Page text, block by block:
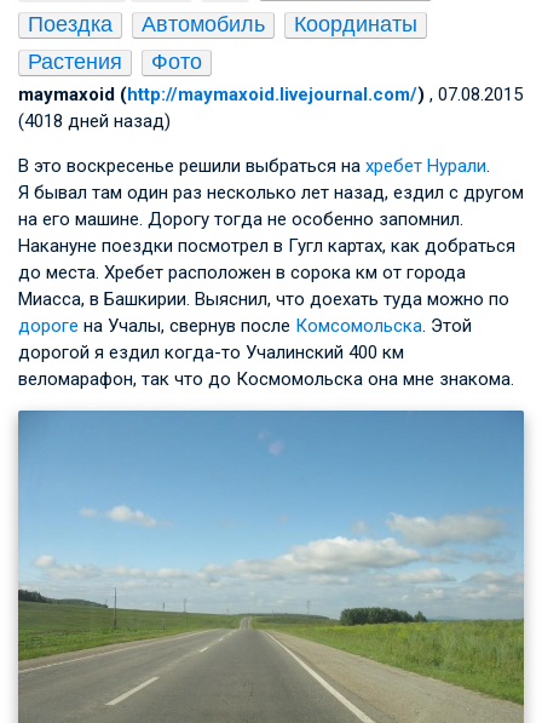
Поездка
Автомобиль
Координаты
Растения
Фото
maymaxoid (http://maymaxoid.livejournal.com/) , 07.08.2015
(4018 дней назад)
В это воскресенье решили выбраться на хребет Нурали.
Я бывал там один раз несколько лет назад, ездил с другом
на его машине. Дорогу тогда не особенно запомнил.
Накануне поездки посмотрел в Гугл картах, как добраться
до места. Хребет расположен в сорока км от города
Миасса, в Башкирии. Выяснил, что доехать туда можно по
дороге на Учалы, свернув после Комсомольска. Этой
дорогой я ездил когда-то Учалинский 400 км
веломарафон, так что до Космомольска она мне знакома.